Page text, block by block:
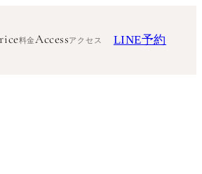
料金Accessアクセス LINE予約